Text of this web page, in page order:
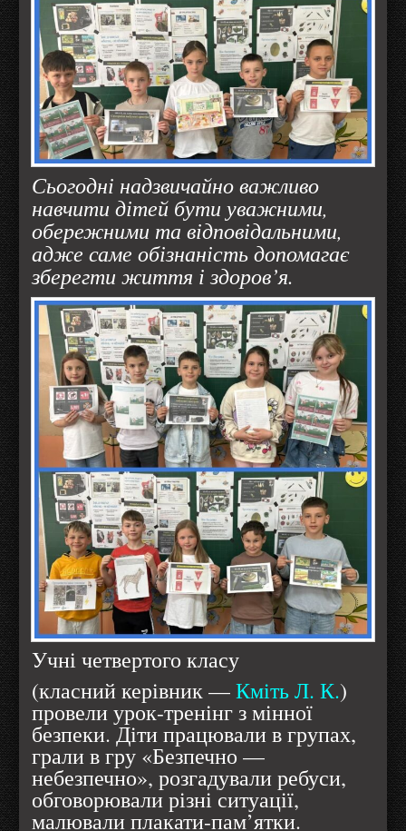
Сьогодні надзвичайно важливо
навчити дітей бути уважними,
обережними та відповідальними,
адже саме обізнаність допомагає
зберегти життя і здоров’я.
Учні четвертого класу
(класний керівник —Кміть Л. К.)
провели урок-тренінг з мінної
безпеки. Діти працювали в групах,
грали в гру «Безпечно —
небезпечно», розгадували ребуси,
обговорювали різні ситуації,
малювали плакати-пам’ятки.